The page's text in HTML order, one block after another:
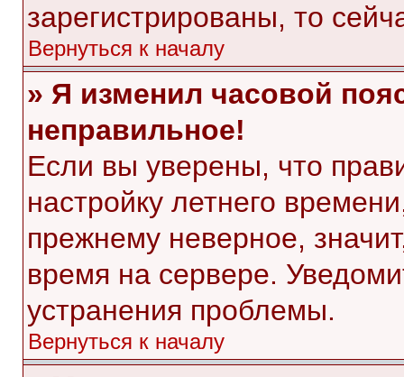
зарегистрированы, то
Вернуться к началу
» Я изменил часовой
неправильное!
Если вы уверены, что
настройку летнего
прежнему неверное,
время на сервере.
устранения проблемы.
Вернуться к началу